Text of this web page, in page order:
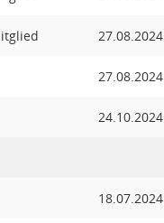
27.08.2024
27.08.2024
24.10.2024
18.07.2024